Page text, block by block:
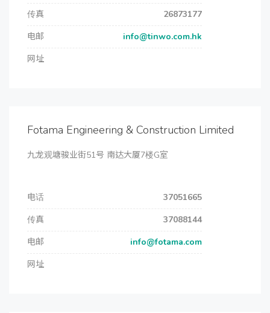
传真
26873177
电邮
info@tinwo.com.hk
网址
Fotama Engineering & Construction Limited
九龙观塘骏业街51号 南达大厦7楼G室
电话
37051665
传真
37088144
电邮
info@fotama.com
网址